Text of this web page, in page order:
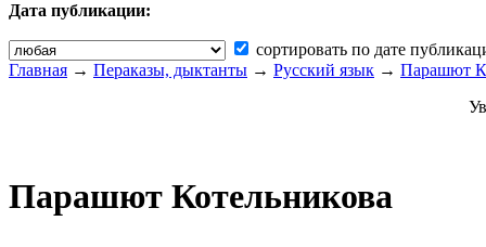
Дата публикации:
сортировать по дате
Главная → Пераказы, дыктанты → Русский язык → Парашют
Парашют Котельникова